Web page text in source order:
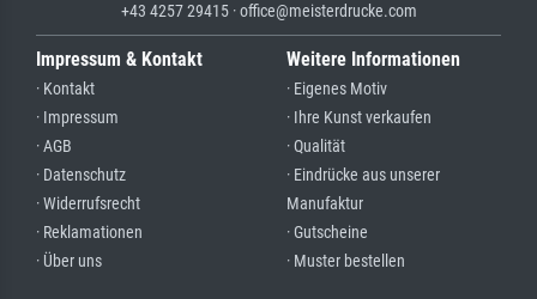
+43 4257 29415 · office@meisterdrucke.com
Impressum & Kontakt
· Kontakt
· Impressum
· AGB
· Datenschutz
· Widerrufsrecht
· Reklamationen
· Über uns
Weitere Informationen
· Eigenes Motiv
· Ihre Kunst verkaufen
· Qualität
· Eindrücke aus unserer
Manufaktur
· Gutscheine
· Muster bestellen